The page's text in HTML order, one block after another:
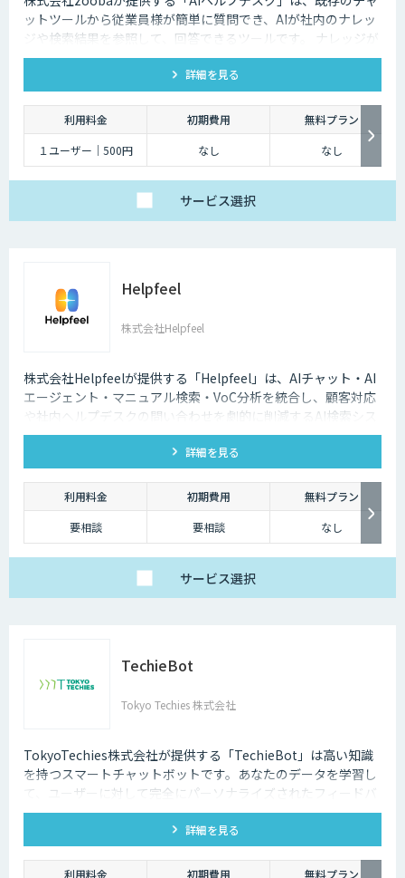
ットツールから従業員様が簡単に質問でき、AIが社内のナレッ
ジや検索結果を参照して、回答できるツールです。 ナレッジが
ないものは、チケットが作成され、フィードバックを行うこと
でナレッジを追加が可能です。詳細を見る
利用料金 初期費用
無料プラン
１ユーザー｜500円
なし なし
サービス選択
Helpfeel
株式会社Helpfeel
株式会社Helpfeelが提供する「Helpfeel」は、AIチャット・AI
エージェント・マニュアル検索・VoC分析を統合し、顧客対応
や社内ヘルプデスクの問い合わせを劇的に削減するAI検索シス
テムです。特許技術と手厚い伴走支援で、誰でも即座に答えを
詳細を見る
利用料金 初期費用
無料プラン
要相談
要相談 なし
サービス選択
TechieBot
Tokyo Techies 株式会社
TokyoTechies株式会社が提供する「TechieBot」は高い知識
を持つスマートチャットボットです。あなたのデータを学習し
て、ユーザーに対して完全にパーソナライズされたフィードバ
ック、情報、サポートを提供することができます。また、
GhatGPTをはじめ、他社のエンジンとの連携も可能です。
詳細を見る
利用料金 初期費用 無料プラン